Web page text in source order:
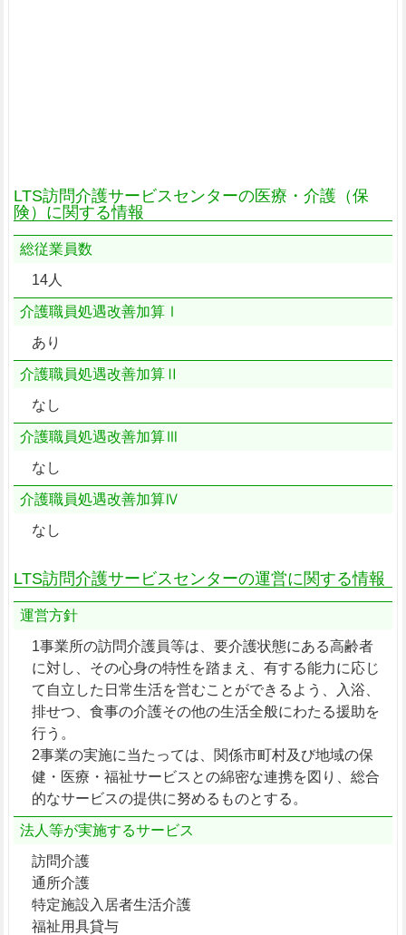
LTS訪問介護サービスセンターの医療・介護（保
険）に関する情報
総従業員数
14人
介護職員処遇改善加算Ⅰ
あり
介護職員処遇改善加算Ⅱ
なし
介護職員処遇改善加算Ⅲ
なし
介護職員処遇改善加算Ⅳ
なし
LTS訪問介護サービスセンターの運営に関する情報
運営方針
1事業所の訪問介護員等は、要介護状態にある高齢者
に対し、その心身の特性を踏まえ、有する能力に応じ
て自立した日常生活を営むことができるよう、入浴、
排せつ、食事の介護その他の生活全般にわたる援助を
行う。
2事業の実施に当たっては、関係市町村及び地域の保
健・医療・福祉サービスとの綿密な連携を図り、総合
的なサービスの提供に努めるものとする。
法人等が実施するサービス
訪問介護
通所介護
特定施設入居者生活介護
福祉用具貸与